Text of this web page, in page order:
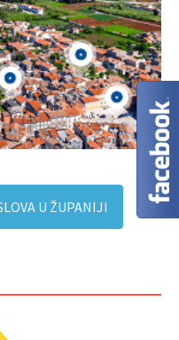
U ŽUPANIJI